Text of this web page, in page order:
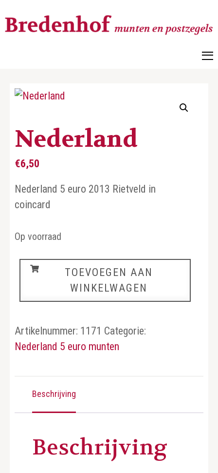
Nederland
€6,50
Nederland 5 euro 2013 Rietveld in
coincard
Op voorraad
Nederland
TOEVOEGEN AAN
WINKELWAGEN
Artikelnummer: 1171 Categorie:
Nederland 5 euro munten
Beschrijving
Beschrijving